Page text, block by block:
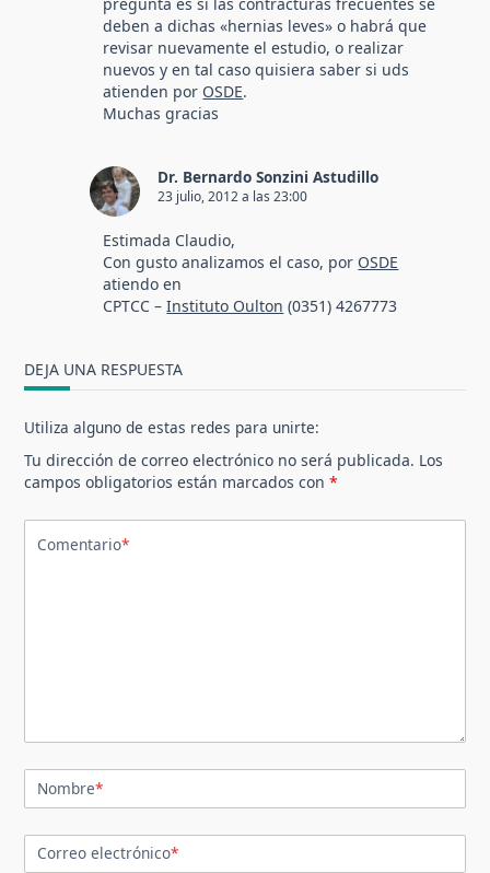
pregunta es si las contracturas frecuentes se
deben a dichas «hernias leves» o habrá que
revisar nuevamente el estudio, o realizar
nuevos y en tal caso quisiera saber si uds
atienden por OSDE.
Muchas gracias
Dr. Bernardo Sonzini Astudillo
23 julio, 2012 a las 23:00
Estimada Claudio,
Con gusto analizamos el caso, por OSDE
atiendo en
CPTCC –Instituto Oulton (0351) 4267773
DEJA UNA RESPUESTA
Utiliza alguno de estas redes para unirte:
Tu dirección de correo electrónico no será publicada. Los
campos obligatorios están marcados con*
Comentario*
Nombre*
Correo electrónico*